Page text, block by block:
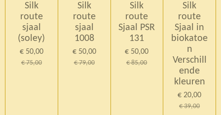
Silk
route
sjaal
(soley)
€ 50,00
€ 75,00
Silk
route
sjaal
1008
€ 50,00
€ 79,00
Silk
route
Sjaal PSR
131
€ 50,00
€ 85,00
Silk
route
Sjaal in
biokatoe
n
Verschill
ende
kleuren
€ 20,00
€ 39,00